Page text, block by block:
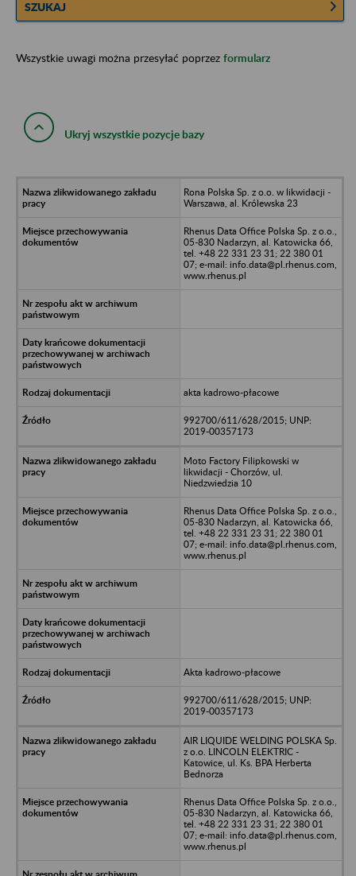
SZUKAJ
Wszystkie uwagi można przesyłać poprzez formularz
Ukryj wszystkie pozycje bazy
Rona Polska Sp. z o.o. w likwidacji -
Warszawa, al. Królewska 23
Rhenus Data Office Polska Sp. z o.o.,
05-830 Nadarzyn, al. Katowicka 66,
tel. +48 22 331 23 31; 22 380 01
07; e-mail: info.data@pl.rhenus.com,
www.rhenus.pl
akta kadrowo-płacowe
992700/611/628/2015; UNP:
2019-00357173
Moto Factory Filipkowski w
likwidacji - Chorzów, ul.
Niedzwiedzia 10
Rhenus Data Office Polska Sp. z o.o.,
05-830 Nadarzyn, al. Katowicka 66,
tel. +48 22 331 23 31; 22 380 01
07; e-mail: info.data@pl.rhenus.com,
www.rhenus.pl
Akta kadrowo-płacowe
992700/611/628/2015; UNP:
2019-00357173
AIR LIQUIDE WELDING POLSKA Sp.
z o.o. LINCOLN ELEKTRIC -
Katowice, ul. Ks. BPA Herberta
Bednorza
Rhenus Data Office Polska Sp. z o.o.,
05-830 Nadarzyn, al. Katowicka 66,
tel. +48 22 331 23 31; 22 380 01
07; e-mail: info.data@pl.rhenus.com,
www.rhenus.pl